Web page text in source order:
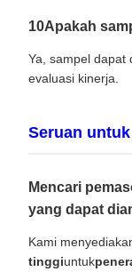
10Apakah
Ya, sampel dapat
evaluasi kinerja.
Seruan
Mencari
yang dapat
Kami
tinggiuntuk